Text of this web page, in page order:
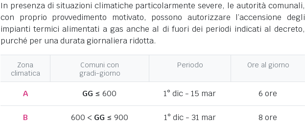
In presenza di situazioni climatiche particolarmente severe, le autorità comunali,
con proprio provvedimento motivato, possono autorizzare l’accensione degli
impianti termici alimentati a gas anche al di fuori dei periodi indicati al decreto,
purché per una durata giornaliera ridotta.
Zona
climatica
Comuni con
gradi-giorno
Periodo Ore al giorno
A GG ≤ 600 1° dic - 15 mar 6 ore
B 600 < GG ≤ 900 1° dic - 31 mar 8 ore